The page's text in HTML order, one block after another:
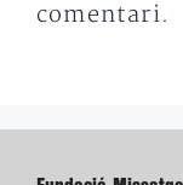
comentari.